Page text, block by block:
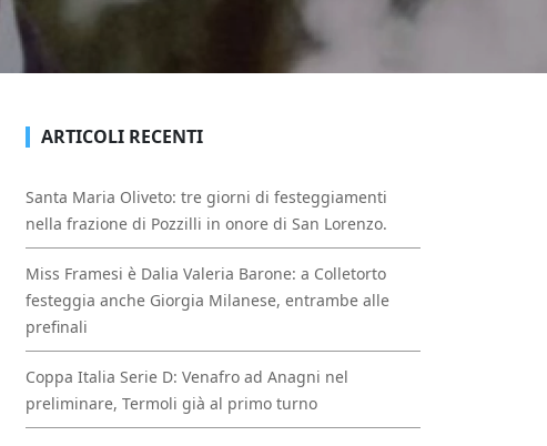
ARTICOLI RECENTI
Santa Maria Oliveto: tre giorni di festeggiamenti
nella frazione di Pozzilli in onore di San Lorenzo.
Miss Framesi è Dalia Valeria Barone: a Colletorto
festeggia anche Giorgia Milanese, entrambe alle
prefinali
Coppa Italia Serie D: Venafro ad Anagni nel
preliminare, Termoli già al primo turno